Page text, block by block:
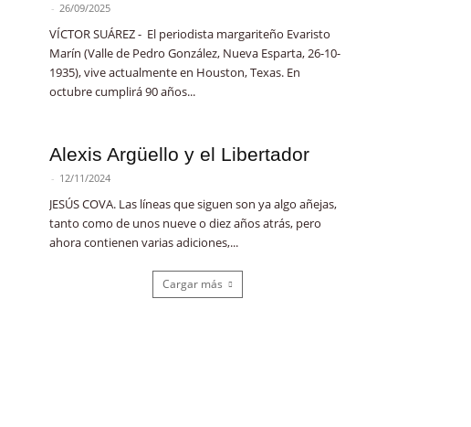
- 26/09/2025
VÍCTOR SUÁREZ - El periodista margariteño Evaristo
Marín (Valle de Pedro González, Nueva Esparta, 26-10-
1935), vive actualmente en Houston, Texas. En
octubre cumplirá 90 años...
Alexis Argüello y el Libertador
- 12/11/2024
JESÚS COVA. Las líneas que siguen son ya algo añejas,
tanto como de unos nueve o diez años atrás, pero
ahora contienen varias adiciones,...
Cargar más